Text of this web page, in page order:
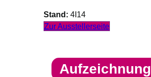
Stand: 4I14
Zur Ausstellerseite
Aufzeichnung